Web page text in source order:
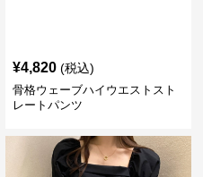
¥4,820 (税込)
骨格ウェーブハイウエストスト
レートパンツ